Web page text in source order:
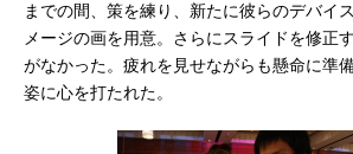
までの間、策を練り、新たに彼らのデバイ
メージの画を用意。さらにスライドを修正
がなかった。疲れを見せながらも懸命に準
姿に心を打たれた。